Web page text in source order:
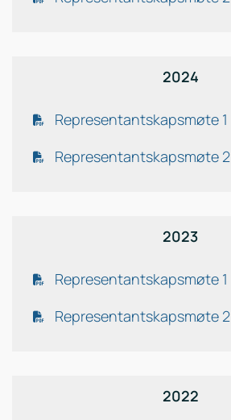
2024
Representantskapsmøte 1
Representantskapsmøte 2
2023
Representantskapsmøte 1
Representantskapsmøte 2
2022